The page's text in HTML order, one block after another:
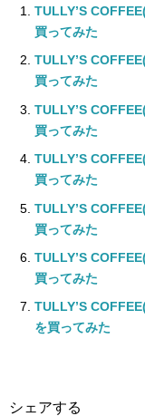
TULLY’S
買ってみた
TULLY’S
買ってみた
TULLY’S
買ってみた
TULLY’S
買ってみた
TULLY’S
買ってみた
TULLY’S
買ってみた
TULLY’S
を買ってみた
シェアする